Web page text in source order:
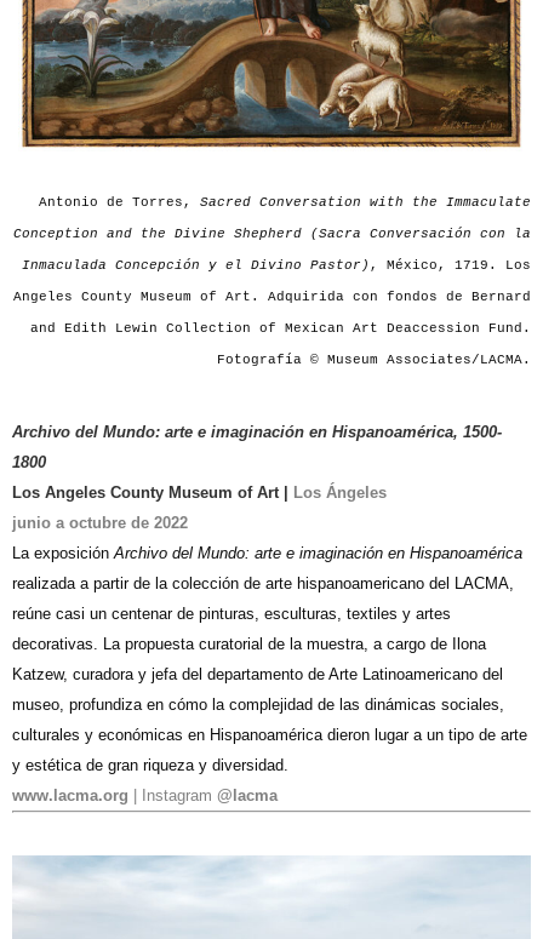
Antonio de Torres, Sacred Conversation with the Immaculate
Conception and the Divine Shepherd (Sacra Conversación con la
Inmaculada Concepción y el Divino Pastor) , México, 1719. Los
Angeles County Museum of Art. Adquirida con fondos de Bernard
and Edith Lewin Collection of Mexican Art Deaccession Fund.
Fotografía © Museum Associates/LACMA.
Archivo del Mundo: arte e imaginación en Hispanoamérica, 1500-
1800
Los Angeles County Museum of Art |
Los Ángeles
junio a octubre de 2022
La exposiciónArchivo del Mundo: arte e imaginación en Hispanoamérica
realizada a partir de la colección de arte hispanoamericano del LACMA,
reúne casi un centenar de pinturas, esculturas, textiles y artes
decorativas. La propuesta curatorial de la muestra, a cargo de Ilona
Katzew, curadora y jefa del departamento de Arte Latinoamericano del
museo, profundiza en cómo la complejidad de las dinámicas sociales,
culturales y económicas en Hispanoamérica dieron lugar a un tipo de arte
y estética de gran riqueza y diversidad.
www.lacma.org
| Instagram @lacma